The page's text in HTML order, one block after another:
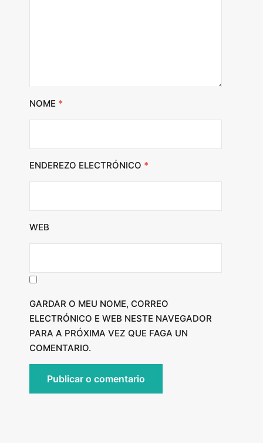
NOME *
ENDEREZO ELECTRÓNICO *
WEB
GARDAR O MEU NOME, CORREO
ELECTRÓNICO E WEB NESTE NAVEGADOR
PARA A PRÓXIMA VEZ QUE FAGA UN
COMENTARIO.